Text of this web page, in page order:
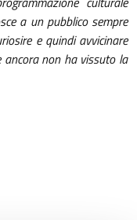
a un pubblico sempre
e quindi avvicinare
non ha vissuto la